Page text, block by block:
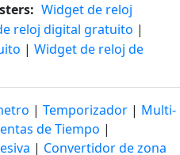
Widget de reloj
reloj digital gratuito |
| Widget de reloj de
| Temporizador | Multi-
de Tiempo |
| Convertidor de zona